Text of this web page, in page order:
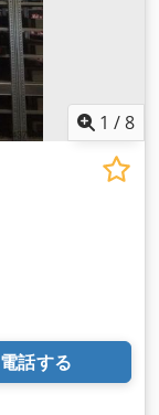
1 /8
電話する